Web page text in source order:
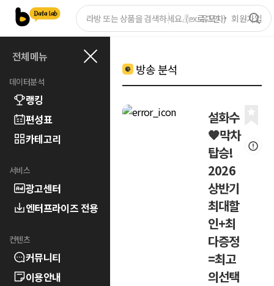
로그인 회원가입
전체메뉴
데이터분석
랭킹
편성표
카테고리
서비스
광고센터
엔터프라이즈 전용
컨텐츠
커뮤니티
이용안내
방송 분석
설화수
🧡막차
탑승!
2026
상반기
최대할
인+최
다증정
=최고
의선택